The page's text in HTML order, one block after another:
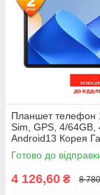
Планшет телефон
Sim, GPS, 4/64GB,
Android13 Корея
года
Готово до
4 126,60 ₴ 8